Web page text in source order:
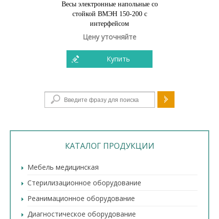
Весы электронные напольные со
стойкой ВМЭН 150-200 с
интерфейсом
Цену уточняйте
Купить
Форма поиска
КАТАЛОГ ПРОДУКЦИИ
Мебель медицинская
Стерилизационное оборудование
Реанимационное оборудование
Диагностическое оборудование